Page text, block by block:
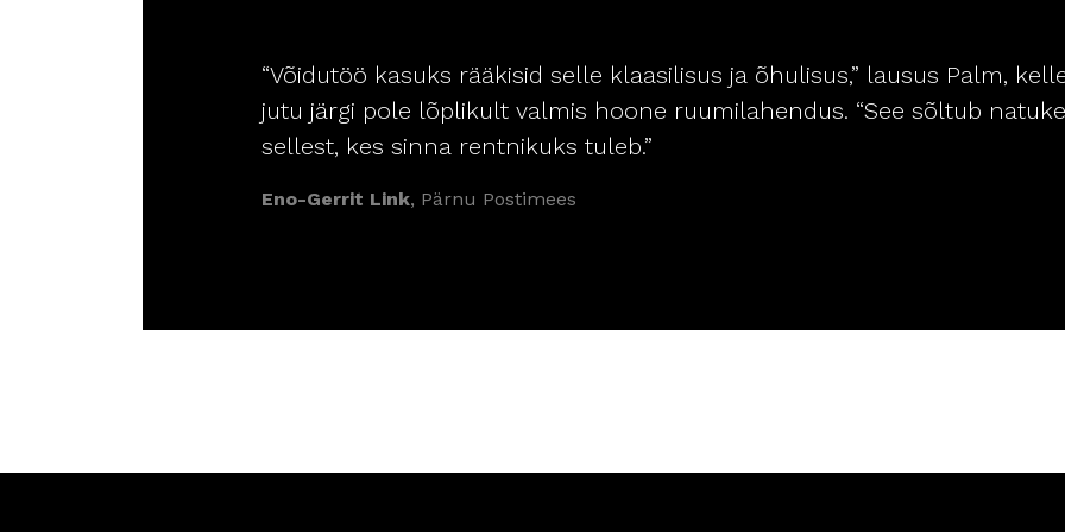
“Võidutöö kasuks rääkisid selle klaasilisus ja õhulisus,” lausus Palm,
jutu järgi pole lõplikult valmis hoone ruumilahendus. “See sõltub natuke
sellest, kes sinna rentnikuks tuleb.”
Eno-Gerrit Link, Pärnu Postimees